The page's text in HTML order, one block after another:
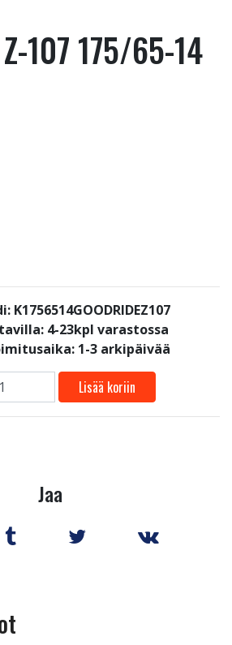
107 175/65-14
K1756514GOODRIDEZ107
4-23kpl varastossa
1-3 arkipäivää
Lisää koriin
Jaa